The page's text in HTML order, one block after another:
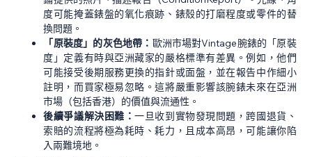
度可能掩蓋錶盤的氧化痕跡、錶殼的打磨程度或零件的替
換問題。
「原裝度」的灰色地帶： 歐洲市場對Vintage腕錶的「原裝
度」定義有時與亞洲藏家的嚴格標準有差異。例如，他們
可能接受後期服務更換的指針或面盤，並在報告中作細小
註明，而買家極易忽略。這將嚴重影響該腕錶未來在亞洲
市場（包括香港）的價值與流通性。
後續爭議解決困難：一旦收到實物發現問題，跨國退貨、
索賠的流程將極為耗時、耗力，且成本高昂，可能讓你陷
入兩難境地。